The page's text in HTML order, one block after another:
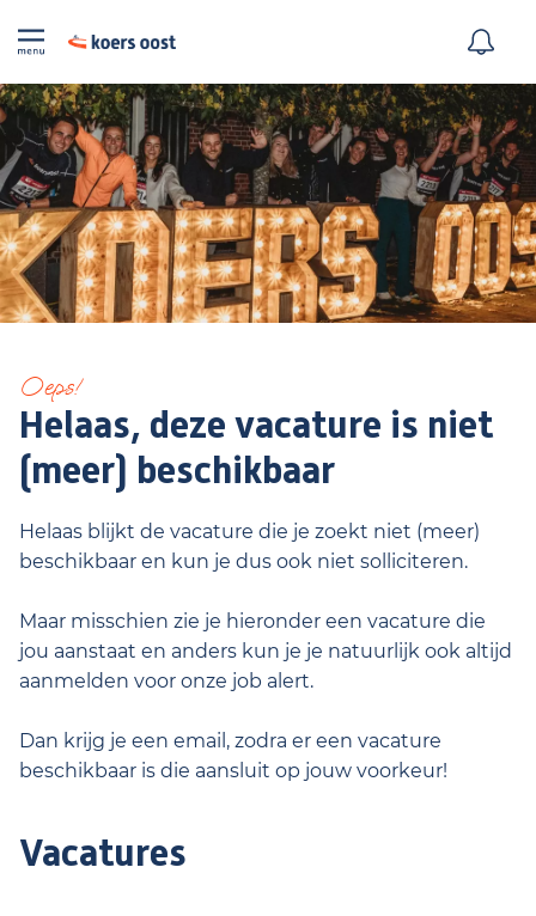
Oeps!
Helaas, deze vacature is niet
(meer) beschikbaar
Helaas blijkt de vacature die je zoekt niet (meer)
beschikbaar en kun je dus ook niet solliciteren.
Maar misschien zie je hieronder een vacature die
jou aanstaat en anders kun je je natuurlijk ook altijd
aanmelden voor onze job alert.
Dan krijg je een email, zodra er een vacature
beschikbaar is die aansluit op jouw voorkeur!
Vacatures